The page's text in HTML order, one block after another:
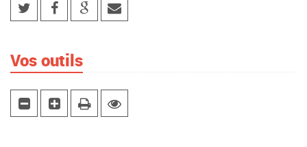
Vos outils